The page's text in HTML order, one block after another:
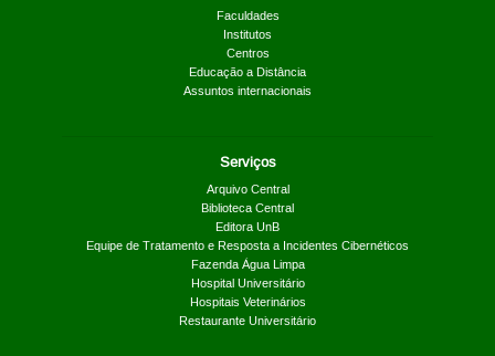
Faculdades
Institutos
Centros
Educação a Distância
Assuntos internacionais
Serviços
Arquivo Central
Biblioteca Central
Editora UnB
Equipe de Tratamento e Resposta a Incidentes Cibernéticos
Fazenda Água Limpa
Hospital Universitário
Hospitais Veterinários
Restaurante Universitário